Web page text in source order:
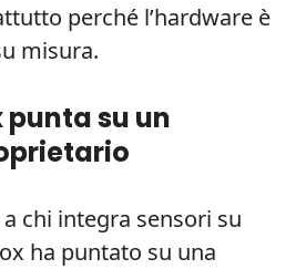
perché l’hardware è
misura.
punta su un
chi integra sensori su
ha puntato su una